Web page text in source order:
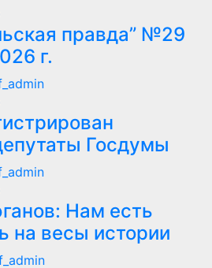
правда” №29
г.
Госдумы
Нам есть
на весы истории